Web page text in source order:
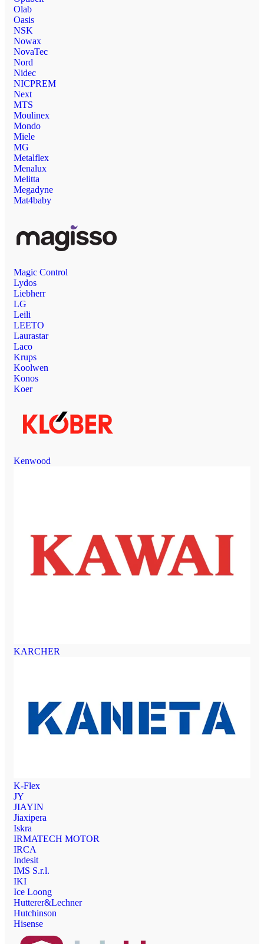
Olab
Oasis
NSK
Nowax
NovaTec
Nord
Nidec
NICPREM
Next
MTS
Moulinex
Mondo
Miele
MG
Metalflex
Menalux
Melitta
Megadyne
Mat4baby
Magic Control
Lydos
Liebherr
LG
Leili
LEETO
Laurastar
Laco
Krups
Koolwen
Konos
Koer
Kenwood
KARCHER
K-Flex
JY
JIAYIN
Jiaxipera
Iskra
IRMATECH MOTOR
IRCA
Indesit
IMS S.r.l.
IKI
Ice Loong
Hutterer&Lechner
Hutchinson
Hisense